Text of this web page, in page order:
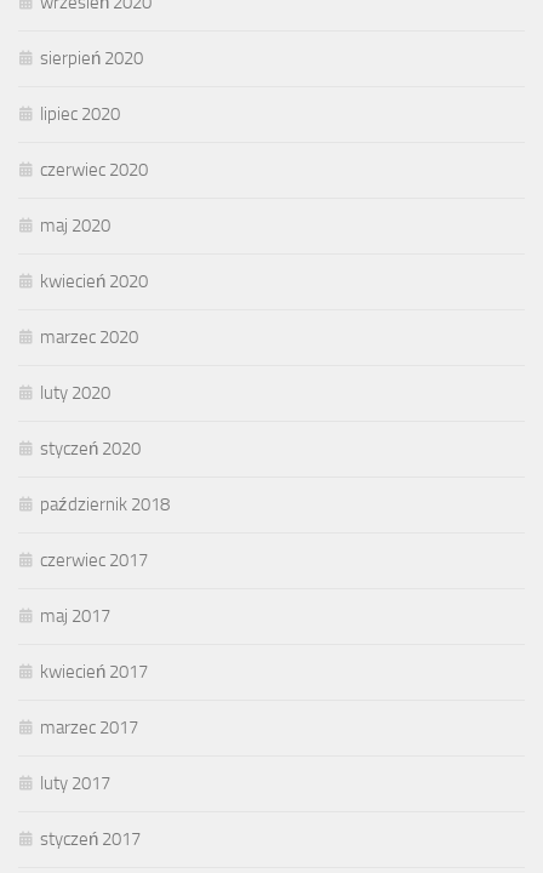
sierpień 2020
lipiec 2020
czerwiec 2020
maj 2020
kwiecień 2020
marzec 2020
luty 2020
styczeń 2020
październik 2018
czerwiec 2017
maj 2017
kwiecień 2017
marzec 2017
luty 2017
styczeń 2017